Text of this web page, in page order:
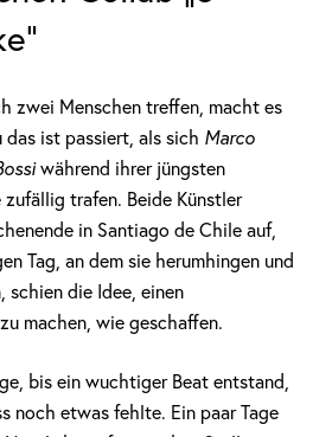
zwei Menschen treffen, macht es
das ist passiert, als sich Marco
während ihrer jüngsten
zufällig trafen. Beide Künstler
in Santiago de Chile auf,
Tag, an dem sie herumhingen und
schien die Idee, einen
machen, wie geschaffen.
bis ein wuchtiger Beat entstand,
noch etwas fehlte. Ein paar Tage